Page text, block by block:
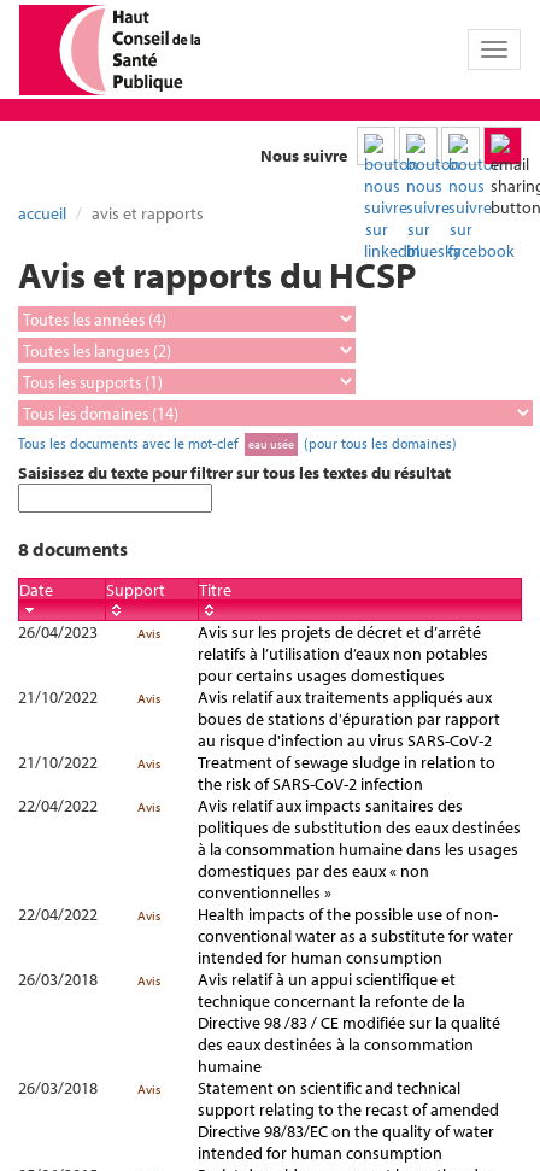
Toggle
Nous suivre
accueil avis et rapports
Avis et rapports du HCSP
Tous les documents avec le mot-clef eau usée (pour tous les domaines)
Saisissez du texte pour filtrer sur tous les textes du résultat
8 documents
Date Support
Titre
26/04/2023
Avis
Avis sur les projets de décret et d’arrêté
relatifs à l’utilisation d’eaux non potables
pour certains usages domestiques
21/10/2022
Avis
Avis relatif aux traitements appliqués aux
boues de stations d'épuration par rapport
au risque d'infection au virus SARS-CoV-2
21/10/2022
Avis
Treatment of sewage sludge in relation to
the risk of SARS-CoV-2 infection
22/04/2022
Avis
Avis relatif aux impacts sanitaires des
politiques de substitution des eaux destinées
à la consommation humaine dans les usages
domestiques par des eaux « non
conventionnelles »
22/04/2022
Avis
Health impacts of the possible use of non-
conventional water as a substitute for water
intended for human consumption
26/03/2018
Avis
Avis relatif à un appui scientifique et
technique concernant la refonte de la
Directive 98 /83 / CE modifiée sur la qualité
des eaux destinées à la consommation
humaine
26/03/2018
Avis
Statement on scientific and technical
support relating to the recast of amended
Directive 98/83/EC on the quality of water
intended for human consumption